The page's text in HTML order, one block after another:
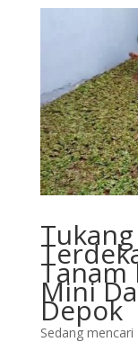
Tanam
Mini
Depok
Sedang mencari